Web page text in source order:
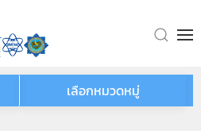
เลือกหมวดหมู่